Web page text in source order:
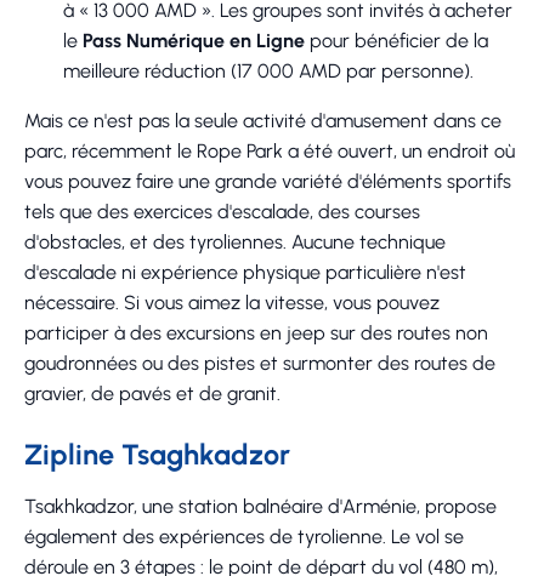
à « 13 000 AMD ». Les groupes sont invités à acheter
le Pass Numérique en Ligne pour bénéficier de la
meilleure réduction (17 000 AMD par personne).
Mais ce n'est pas la seule activité d'amusement dans ce
parc, récemment le Rope Park a été ouvert, un endroit où
vous pouvez faire une grande variété d'éléments sportifs
tels que des exercices d'escalade, des courses
d'obstacles, et des tyroliennes. Aucune technique
d'escalade ni expérience physique particulière n'est
nécessaire. Si vous aimez la vitesse, vous pouvez
participer à des excursions en jeep sur des routes non
goudronnées ou des pistes et surmonter des routes de
gravier, de pavés et de granit.
Zipline Tsaghkadzor
Tsakhkadzor, une station balnéaire d'Arménie, propose
également des expériences de tyrolienne. Le vol se
déroule en 3 étapes : le point de départ du vol (480 m),